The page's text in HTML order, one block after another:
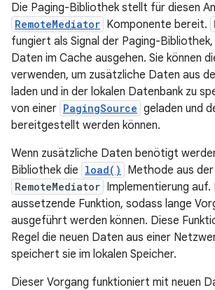
Die Paging-Bibliothek stellt für diesen
RemoteMediator Komponente bereit.
fungiert als Signal der Paging-
Daten im Cache ausgehen. Sie können
verwenden, um zusätzliche Daten aus
laden und in der lokalen Datenbank zu
von einer PagingSource geladen und
bereitgestellt werden können.
Wenn zusätzliche Daten benötigt
Bibliothek die load() Methode aus der
RemoteMediator Implementierung auf.
aussetzende Funktion, sodass lange
ausgeführt werden können. Diese
Regel die neuen Daten aus einer
speichert sie im lokalen Speicher.
Dieser Vorgang funktioniert mit neuen